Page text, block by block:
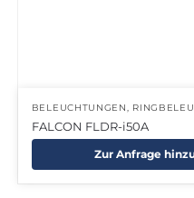
BELEUCHTUNGEN,
FALCON FLDR-i50A
Zur Anfrage